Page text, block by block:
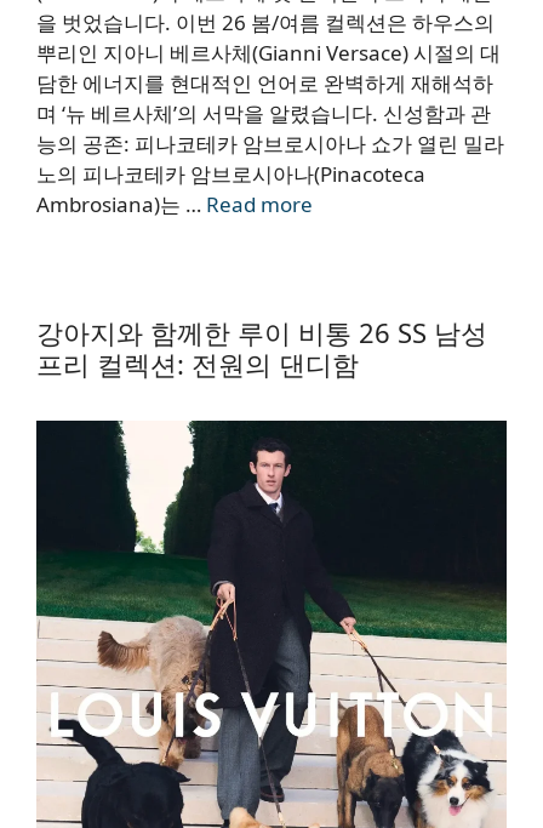
을 벗었습니다. 이번 26 봄/여름 컬렉션은 하우스의
뿌리인 지아니 베르사체(Gianni Versace) 시절의 대
담한 에너지를 현대적인 언어로 완벽하게 재해석하
며 ‘뉴 베르사체’의 서막을 알렸습니다. 신성함과 관
능의 공존: 피나코테카 암브로시아나 쇼가 열린 밀라
노의 피나코테카 암브로시아나(Pinacoteca
Ambrosiana)는 … Read more
강아지와 함께한 루이 비통 26 SS 남성
프리 컬렉션: 전원의 댄디함